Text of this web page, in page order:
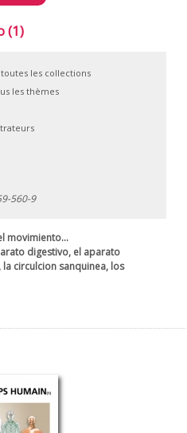
(1)
les collections
les thèmes
560-9
movimiento...
digestivo, el aparato
circulcion sanquinea, los